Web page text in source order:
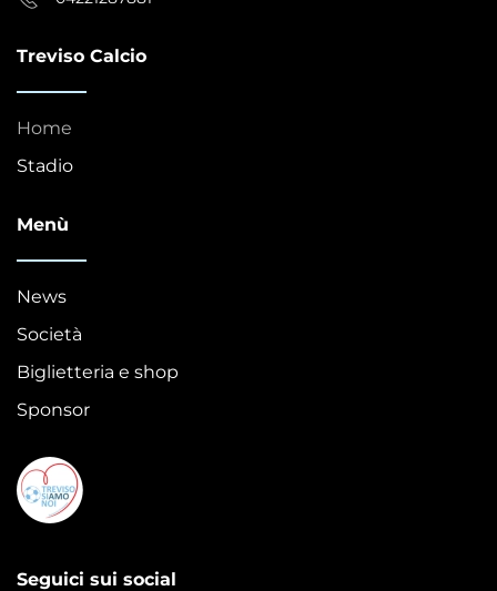
Treviso Calcio
Home
Stadio
Menù
News
Società
Biglietteria e shop
Sponsor
Seguici sui social